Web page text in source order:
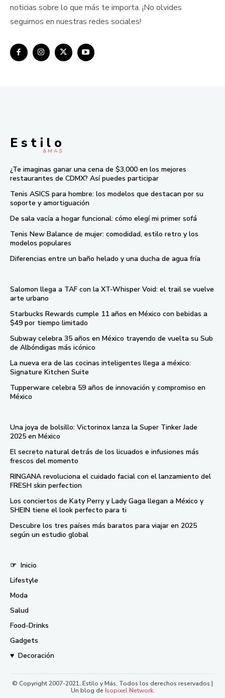
noticias sobre lo que más te importa. ¡No olvides
seguirnos en nuestras redes sociales!
E s t i l o
& M À S
¿Te imaginas ganar una cena de $3,000 en los mejores
restaurantes de CDMX? Así puedes participar
Tenis ASICS para hombre: los modelos que destacan por su
soporte y amortiguación
De sala vacía a hogar funcional: cómo elegí mi primer sofá
Tenis New Balance de mujer: comodidad, estilo retro y los
modelos populares
Diferencias entre un baño helado y una ducha de agua fría
Salomon llega a TAF con la XT-Whisper Void: el trail se vuelve
arte urbano
Starbucks Rewards cumple 11 años en México con bebidas a
$49 por tiempo limitado
Subway celebra 35 años en México trayendo de vuelta su Sub
de Albóndigas más icónico
La nueva era de las cocinas inteligentes llega a méxico:
Signature Kitchen Suite
Tupperware celebra 59 años de innovación y compromiso en
México
Una joya de bolsillo: Victorinox lanza la Super Tinker Jade
2025 en México
El secreto natural detrás de los licuados e infusiones más
frescos del momento
RINGANA revoluciona el cuidado facial con el lanzamiento del
FRESH skin perfection
Los conciertos de Katy Perry y Lady Gaga llegan a México y
SHEIN tiene el look perfecto para ti
Descubre los tres países más baratos para viajar en 2025
según un estudio global
☞ Inicio
Lifestyle
Moda
Salud
Food-Drinks
Gadgets
♥ Decoración
© Copyright 2007-2021, Estilo y Más, Todos los derechos reservados |
Un blog de Isopixel Network.